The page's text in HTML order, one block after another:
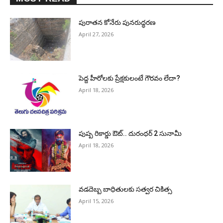
పురాత‌న కోనేరు పున‌రుద్ధ‌ర‌ణ
April 27, 2026
పెద్ద హీరోల‌కు ప్రేక్ష‌కులంటే గౌర‌వం లేదా?
April 18, 2026
పుష్ప రికార్డు ఔట్‌.. దురంధ‌ర్ 2 సునామీ
April 18, 2026
వడదెబ్బ బాధితులకు సత్వర చికిత్స
April 15, 2026